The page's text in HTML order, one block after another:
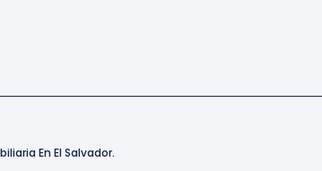
En El Salvador.